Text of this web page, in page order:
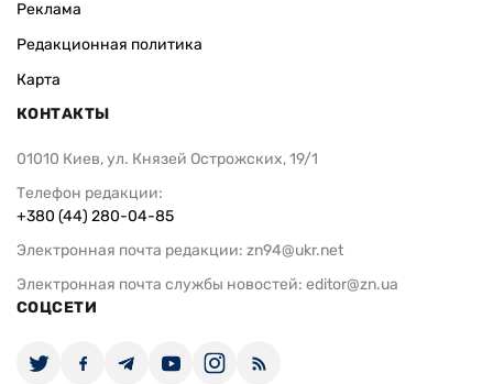
Реклама
Редакционная политика
Карта
КОНТАКТЫ
01010 Киев, ул. Князей Острожских, 19/1
Телефон редакции:
+380 (44) 280-04-85
Электронная почта редакции: zn94@ukr.net
Электронная почта службы новостей: editor@zn.ua
СОЦСЕТИ